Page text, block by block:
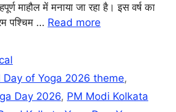
माहौल में मनाया जा रहा है। इस वर्ष का
पश्चिम … Read more
Day of Yoga 2026 theme,
Day 2026, PM Modi Kolkata